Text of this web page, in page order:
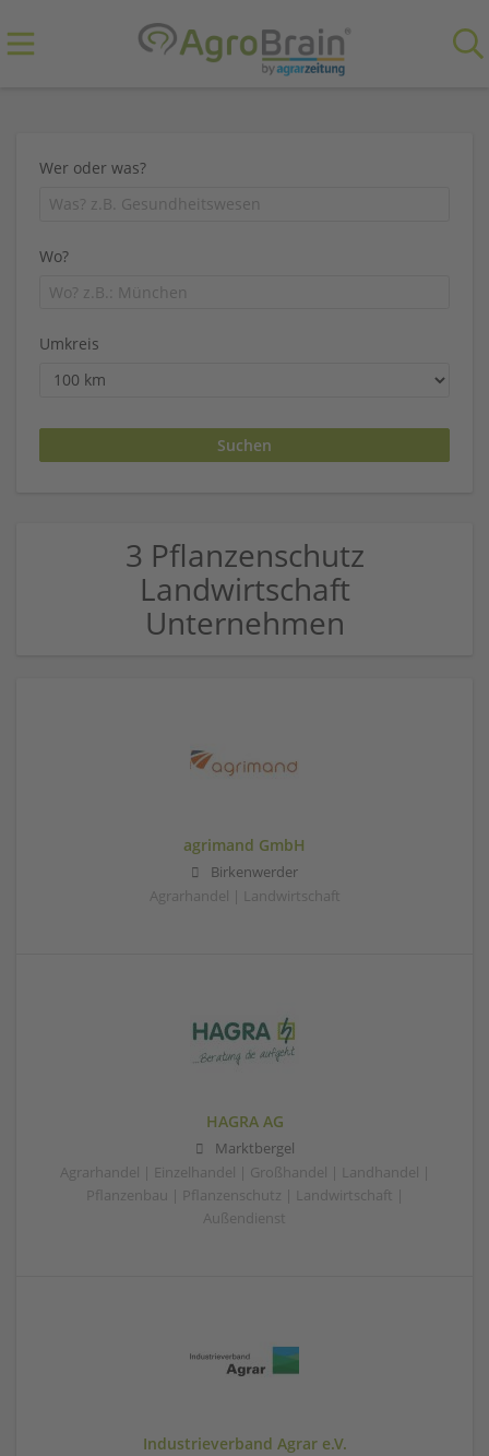
Wer oder was?
Wo?
Umkreis
3 Pflanzenschutz
Landwirtschaft
Unternehmen
agrimand GmbH
Birkenwerder
Agrarhandel | Landwirtschaft
HAGRA AG
Marktbergel
Agrarhandel | Einzelhandel | Großhandel | Landhandel |
Pflanzenbau | Pflanzenschutz | Landwirtschaft |
Außendienst
Industrieverband Agrar e.V.